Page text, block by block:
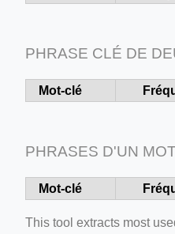
crew-neck-navy-blue/
PHRASE CLÉ DE
Mot-clé
PHRASES D'UN MOT
Mot-clé
This tool extracts most